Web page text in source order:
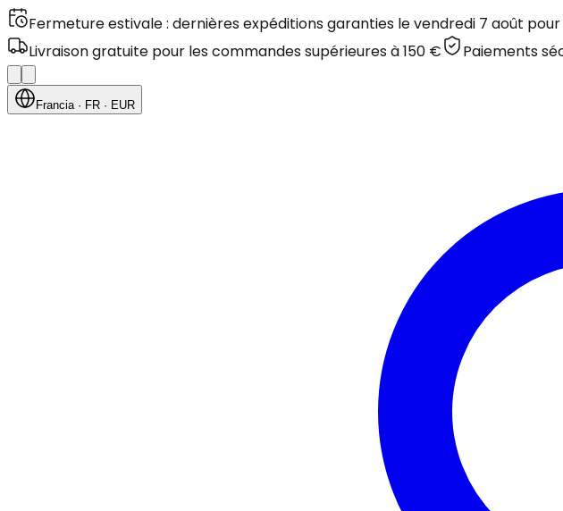
Fermeture estivale : dernières expéditions garanties le vendredi 7 août
Livraison gratuite pour les commandes supérieures à 150 €
Paiements
Francia· FR · EUR